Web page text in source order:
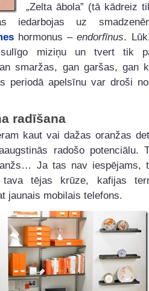
„Zelta ābola” (tā kādreiz
iedarbojas uz
hormonus –endorfīnus.
miziņu un tvert tik
smaržas, gan garšas, gan
periodā apelsīnu var droši
radīšana
kaut vai dažas oranžas
radošo potenciālu.
Ja tas nav iespējams,
tējas krūze, kafijas
jaunais mobilais telefons.